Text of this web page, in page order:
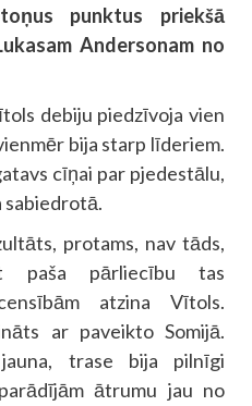
punktus priekšā
Andersonam no
debiju piedzīvoja vien
bija starp līderiem.
cīņai par pjedestālu,
sabiedrotā.
protams, nav tāds,
paša pārliecību tas
atzina Vītols.
ar paveikto Somijā.
trase bija pilnīgi
ātrumu jau no